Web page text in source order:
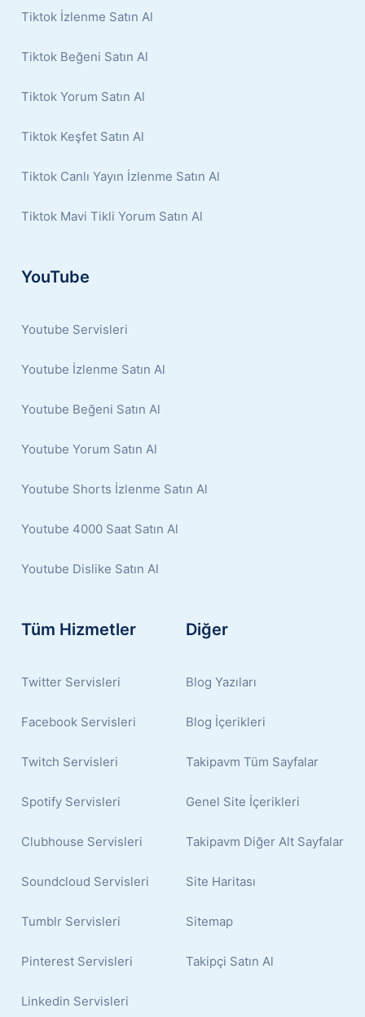
Tiktok İzlenme Satın Al
Tiktok Beğeni Satın Al
Tiktok Yorum Satın Al
Tiktok Keşfet Satın Al
Tiktok Canlı Yayın İzlenme Satın Al
Tiktok Mavi Tikli Yorum Satın Al
YouTube
Youtube Servisleri
Youtube İzlenme Satın Al
Youtube Beğeni Satın Al
Youtube Yorum Satın Al
Youtube Shorts İzlenme Satın Al
Youtube 4000 Saat Satın Al
Youtube Dislike Satın Al
Tüm Hizmetler
Twitter Servisleri
Facebook Servisleri
Twitch Servisleri
Spotify Servisleri
Clubhouse Servisleri
Soundcloud Servisleri
Tumblr Servisleri
Pinterest Servisleri
Linkedin Servisleri
Diğer
Blog Yazıları
Blog İçerikleri
Takipavm Tüm Sayfalar
Genel Site İçerikleri
Takipavm Diğer Alt Sayfalar
Site Haritası
Sitemap
Takipçi Satın Al